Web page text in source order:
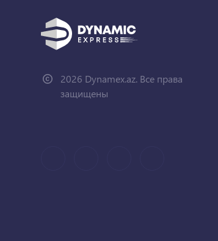
2026 Dynamex.az. Все права
защищены